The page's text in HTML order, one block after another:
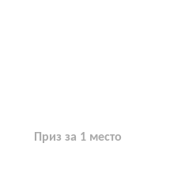
Приз за 1 место